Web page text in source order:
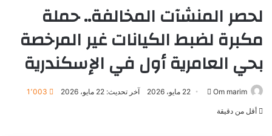
لحصر المنشآت المخالفة.. حملة
مكبرة لضبط الكيانات غير المرخصة
بحي العامرية أول في الإسكندرية
Om marim
أرسل 22 مايو، 2026 آخر تحديث: 22 مايو، 2026 1٬003
أقل من دقيقة